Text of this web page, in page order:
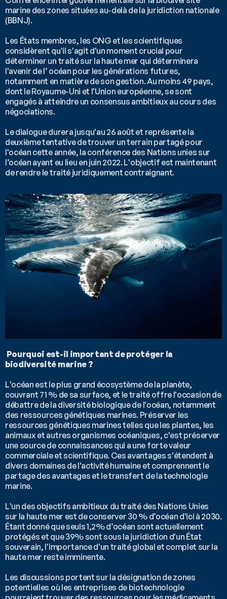
marine des zones situées au-delà de la juridiction nationale
(BBNJ).
Les États membres, les ONG et les scientifiques
considèrent qu'il s'agit d'un moment crucial pour
déterminer un traité sur la haute mer qui déterminera
l'avenir de l’ océan pour les générations futures,
notamment en matière de son gestion. Au moins 49 pays,
dont le Royaume-Uni et l'Union européenne, se sont
engagés à atteindre un consensus ambitieux au cours des
négociations.
Le dialogue durera jusqu'au 26 août et représente la
deuxième tentative de trouver un terrain partagé pour
l'océan cette année, la conférence des Nations unies sur
l’océan ayant eu lieu en juin 2022. L'objectif est maintenant
de rendre le traité juridiquement contraignant.
Pourquoi est-il important de protéger la
biodiversité marine ?
L'océan est le plus grand écosystème de la planète,
couvrant 71 % de sa surface, et le traité offre l'occasion de
débattre de la diversité biologique de l'océan, notamment
des ressources génétiques marines. Préserver les
ressources génétiques marines telles que les plantes, les
animaux et autres organismes océaniques, c'est préserver
une source de connaissances qui a une forte valeur
commerciale et scientifique. Ces avantages s'étendent à
divers domaines de l'activité humaine et comprennent le
partage des avantages et le transfert de la technologie
marine.
L'un des objectifs ambitieux du traité des Nations Unies
sur la haute mer est de conserver 30 % d’océan d'ici à 2030.
Étant donné que seuls 1,2% d’océan sont actuellement
protégés et que 39% sont sous la juridiction d'un État
souverain, l'importance d'un traité global et complet sur la
haute mer reste imminente.
Les discussions portent sur la désignation de zones
potentielles où les entreprises de biotechnologie